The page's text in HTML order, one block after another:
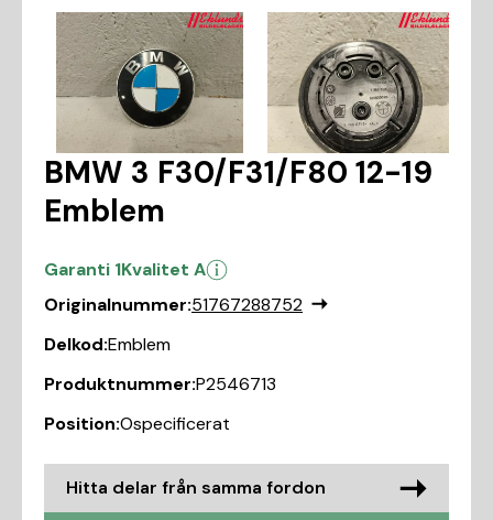
BMW 3 F30/F31/F80 12-19
Emblem
Garanti 1Kvalitet A
Originalnummer:51767288752
Delkod:Emblem
Produktnummer:P2546713
Position:Ospecificerat
Hitta delar från samma fordon